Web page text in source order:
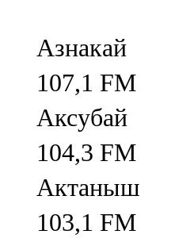
Азнакай
107,1 FM
Аксубай
104,3 FM
Актаныш
103,1 FM